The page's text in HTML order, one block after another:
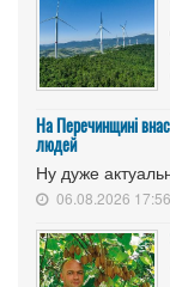
На Перечинщині
людей
Ну дуже
06.08.2026 17:56